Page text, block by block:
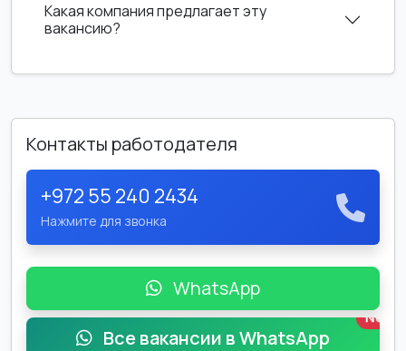
Какая компания предлагает эту
вакансию?
Контакты работодателя
+972 55 240 2434
Нажмите для звонка
WhatsApp
Все вакансии в WhatsApp
New